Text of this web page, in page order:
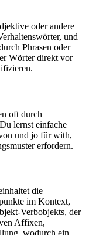
oder andere
und
Phrasen oder
Wörter direkt vor
oft durch
lernst einfache
und jo für with,
erfordern.
die
im Kontext,
Verbobjekts, der
Affixen,